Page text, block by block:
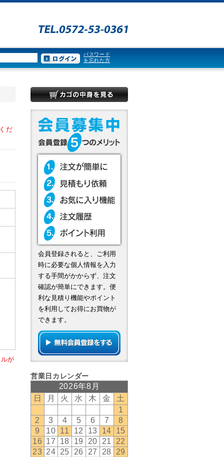
パスワード
を忘れた方
だ
が
会員登録されると、ご利用
時に必要な個人情報を入力
する手間がかからず、注文
確認が簡単にできます。便
利な見積り機能やポイント
を利用してお得にお買物が
できます。